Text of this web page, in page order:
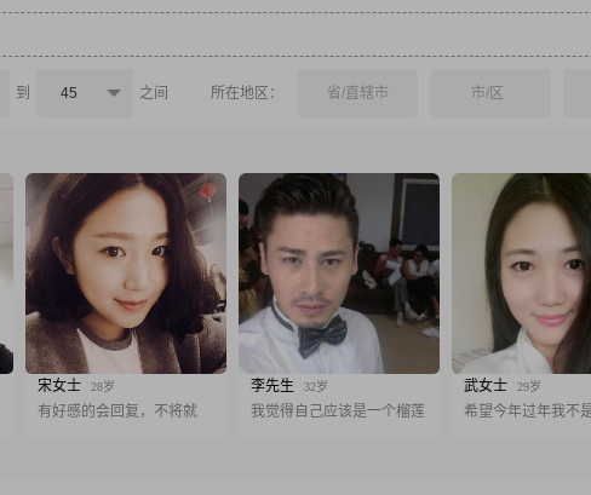
到 45 之间 所在地区： 省/直辖市 市/区
宋女士 28岁
有好感的会回复，不将就
李先生 32岁
我觉得自己应该是一个榴莲
武女士 29岁
希望今年过年我不